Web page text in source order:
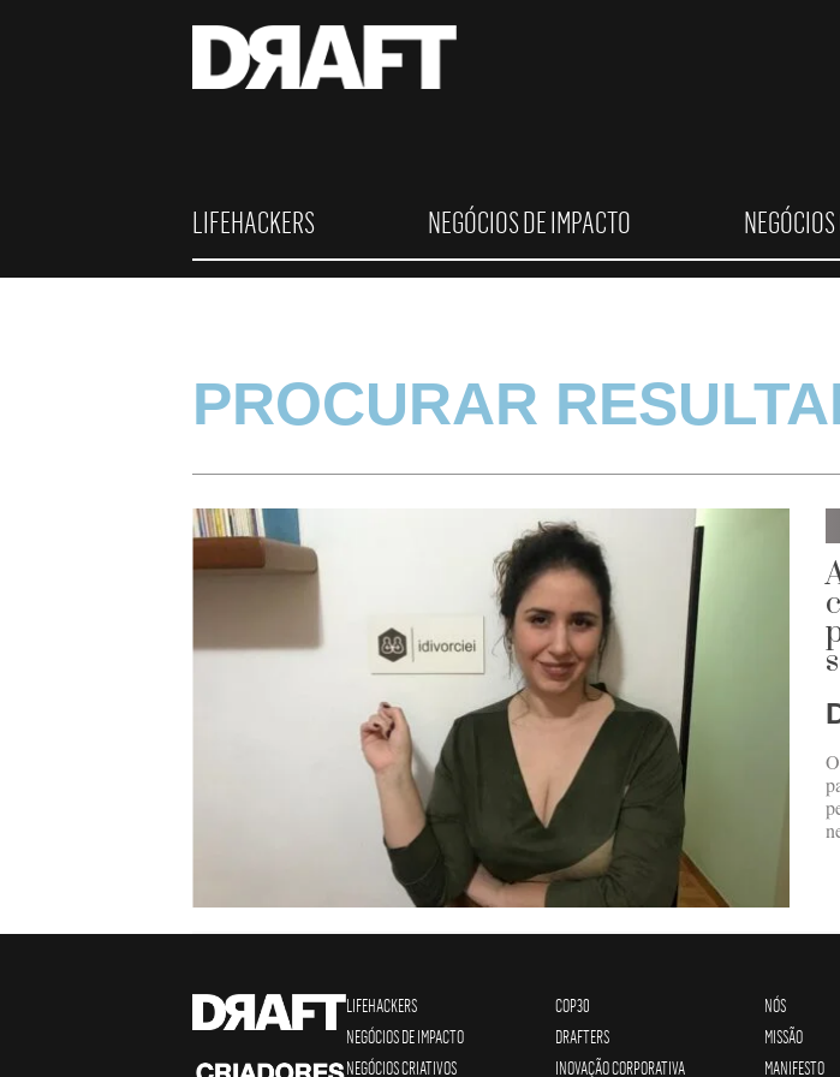
LIFEHACKERS NEGÓCIOS DE IMPACTO
PROCURAR
LIFEHACKERS
NEGÓCIOS DE IMPACTO
NEGÓCIOS CRIATIVOS
COP30
DRAFTERS
INOVAÇÃO CORPORATIVA
NÓS
MISSÃO
MANIFESTO